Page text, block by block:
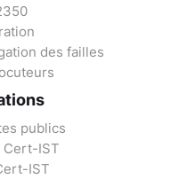
des failles
publics
Cert-IST
IST